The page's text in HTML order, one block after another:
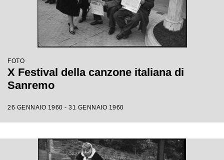
FOTO
X Festival della canzone italiana di
Sanremo
26 GENNAIO 1960 - 31 GENNAIO 1960